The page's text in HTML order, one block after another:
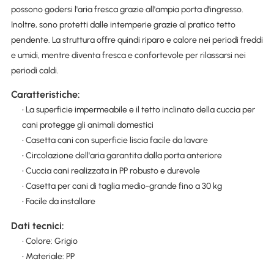
possono godersi l'aria fresca grazie all'ampia porta d'ingresso.
Inoltre, sono protetti dalle intemperie grazie al pratico tetto
pendente. La struttura offre quindi riparo e calore nei periodi freddi
e umidi, mentre diventa fresca e confortevole per rilassarsi nei
periodi caldi.
Caratteristiche:
• La superficie impermeabile e il tetto inclinato della cuccia per
cani protegge gli animali domestici
• Casetta cani con superficie liscia facile da lavare
• Circolazione dell'aria garantita dalla porta anteriore
• Cuccia cani realizzata in PP robusto e durevole
• Casetta per cani di taglia medio-grande fino a 30 kg
• Facile da installare
Dati tecnici:
• Colore: Grigio
• Materiale: PP